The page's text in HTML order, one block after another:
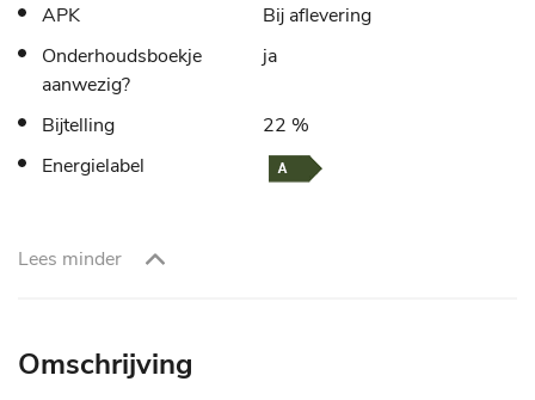
APK
Bij aflevering
Onderhoudsboekje
aanwezig?
ja
Bijtelling
22 %
Energielabel
Lees minder
Omschrijving